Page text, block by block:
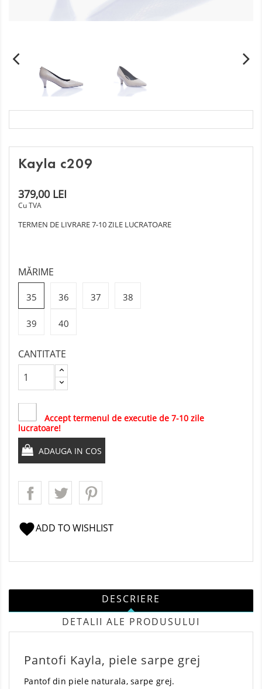
Kayla c209
379,00 LEI
Cu TVA
TERMEN DE LIVRARE 7-10 ZILE LUCRATOARE
MĂRIME
35 36 37 38
39 40
CANTITATE
Accept termenul de executie de 7-10 zile
lucratoare!
ADAUGA IN COS
favoriteADD TO WISHLIST
DESCRIERE
DETALII ALE PRODUSULUI
Pantofi Kayla, piele sarpe grej
Pantof din piele naturala, sarpe grej.